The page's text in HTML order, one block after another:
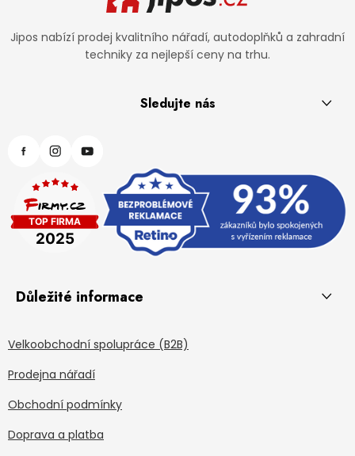
Jipos nabízí prodej kvalitního nářadí, autodoplňků a zahradní
techniky za nejlepší ceny na trhu.
Sledujte nás
Důležité informace
Velkoobchodní spolupráce (B2B)
Prodejna nářadí
Obchodní podmínky
Doprava a platba